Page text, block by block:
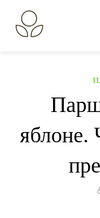
содержанию
яблоне.